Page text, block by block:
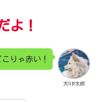
よ！
犬川P太郎
りゃ赤い！